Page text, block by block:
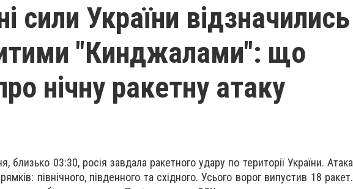
сили України відзначились
"Кинджалами": що
нічну ракетну атаку
близько 03:30, росія завдала ракетного удару по території України. Атака
північного, південного та східного. Усього ворог випустив 18 ракет.